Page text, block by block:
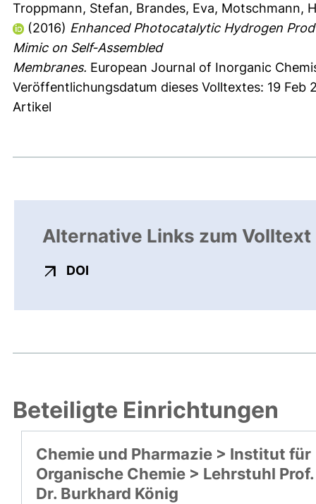
Troppmann, Stefan, Brandes, Eva, Motschmann,
(2016) Enhanced Photocatalytic Hydrogen
Mimic on Self-Assembled
Membranes. European Journal of Inorganic
Veröffentlichungsdatum dieses Volltextes: 19 Feb
Artikel
Alternative Links zum Volltext
DOI
Beteiligte Einrichtungen
Chemie und Pharmazie > Institut für
Organische Chemie > Lehrstuhl Prof.
Dr. Burkhard König